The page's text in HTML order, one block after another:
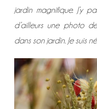
jardin magnifique. J’y
d’ailleurs une photo
dans son jardin. Je suis